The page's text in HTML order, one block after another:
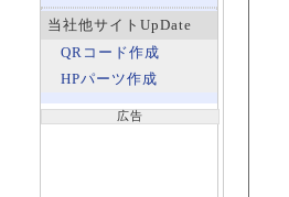
当社他サイトUpDate
QRコード作成
HPパーツ作成
広告